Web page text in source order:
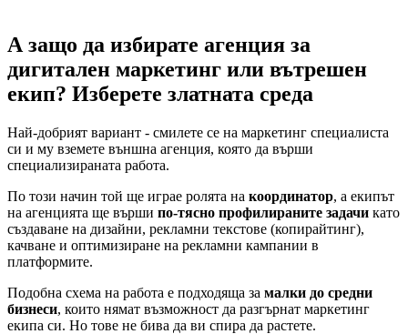
А защо да избирате агенция за
дигитален маркетинг или вътрешен
екип? Изберете златната среда
Най-добрият вариант - смилете се на маркетинг специалиста
си и му вземете външна агенция, която да върши
специализираната работа.
По този начин той ще играе ролята на координатор, а екипът
на агенцията ще върши по-тясно профилираните задачи като
създаване на дизайни, рекламни текстове (копирайтинг),
качване и оптимизиране на рекламни кампании в
платформите.
Подобна схема на работа е подходяща за малки до средни
бизнеси, които нямат възможност да разгърнат маркетинг
екипа си. Но тове не бива да ви спира да растете.